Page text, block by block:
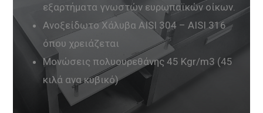
εξαρτήματα γνωστών ευρωπαϊκών οίκων.
Ανοξείδωτο Χάλυβα AISI 304 – AISI 316
όπου χρειάζεται
Μονώσεις πολυουρεθάνης 45 Kgr/m3 (45
κιλά ανα κυβικό)